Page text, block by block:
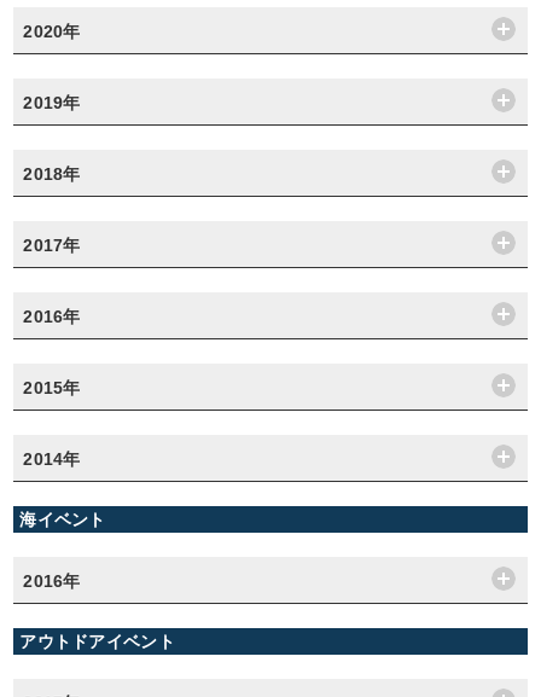
2020年
2019年
2018年
2017年
2016年
2015年
2014年
海イベント
2016年
アウトドアイベント